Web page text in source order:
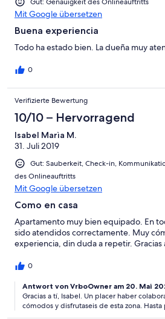
Mit Google übersetzen
Buena experiencia
Todo ha estado bien. La dueña muy
0
Verifizierte Bewertung
10/10 – Hervorragend
Isabel Marìa M.
31. Juli 2019
Gut: Sauberkeit, Check-in,
des Onlineauftritts
Mit Google übersetzen
Como en casa
Apartamento muy bien equipado. En
sido atendidos correctamente. Muy
experiencia, din duda a repetir. Gracias
0
Antwort von VrboOwner am 20. Mai
Gracias a tí, Isabel. Un placer haber
cómodos y disfrutaseis de esta zona. Hasta